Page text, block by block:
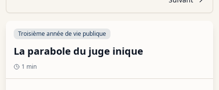
Troisième année de vie publique
La parabole du juge inique
1 min